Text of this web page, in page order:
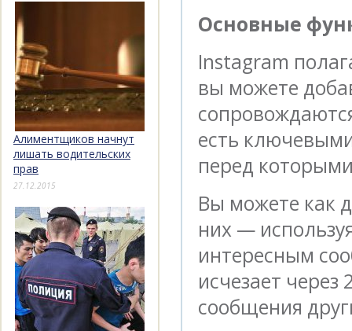
Основные
Instagram
вы можете
есть
перед
Вы можете как
них —
интересным
исчезает
сообщения
Алиментщиков начнут
лишать водительских
прав
27.12.2015